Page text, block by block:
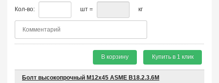
Кол-во: шт = кг
В корзину Купить в 1 клик
Болт высокопрочный М12х45 ASME B18.2.3.6M